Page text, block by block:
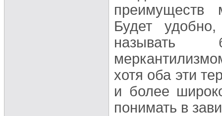
преимуществ
Будет
называть
хотя оба эти
и более
понимать в